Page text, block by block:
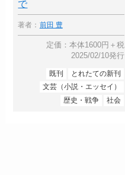
で
著者： 前田 豊
定価：本体1600円＋税
2025/02/10発行
既刊
とれたての新刊
文芸（小説・エッセイ）
歴史・戦争
社会